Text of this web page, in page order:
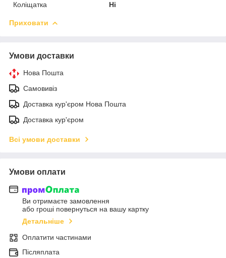
Коліщатка
Ні
Приховати
Умови доставки
Нова Пошта
Самовивіз
Доставка кур'єром Нова Пошта
Доставка кур'єром
Всі умови доставки
Умови оплати
Ви отримаєте замовлення
або гроші повернуться на вашу картку
Детальніше
Оплатити частинами
Післяплата